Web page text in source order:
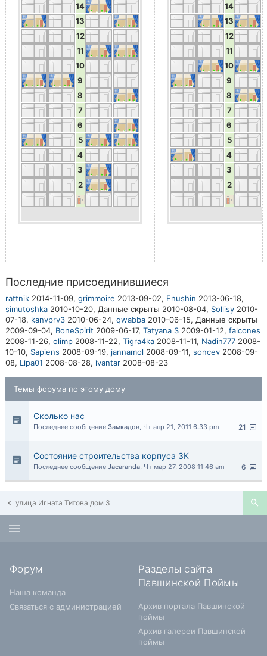
14
13
12
11
10
9
8
7
6
5
4
3
2
14
13
12
11
10
9
8
7
6
5
4
3
2
Последние присоединившиеся
rattnik 2014-11-09, grimmoire 2013-09-02, Enushin 2013-06-18,
simutoshka 2010-10-20, Данные скрыты 2010-08-04, Sollisy 2010-
07-18, kanvprv3 2010-06-24, qwabba 2010-06-15, Данные скрыты
2009-09-04, BoneSpirit 2009-06-17, Tatyana S 2009-01-12, falcones
2008-11-26, olimp 2008-11-22, Tigra4ka 2008-11-11, Nadin777 2008-
10-10, Sapiens 2008-09-19, jannamol 2008-09-11, soncev 2008-09-
08, Lipa01 2008-08-28, ivantar 2008-08-23
Темы форума по этому дому
Сколько нас
21
Последнее сообщение Замкадов, Чт апр 21, 2011 6:33 pm
Состояние строительства корпуса 3К
6
Последнее сообщение Jacaranda, Чт мар 27, 2008 11:46 am
улица Игната Титова дом 3
Форум
Наша команда
Связаться с администрацией
Разделы сайта
Павшинской Поймы
Архив портала Павшинской
поймы
Архив галереи Павшинской
поймы